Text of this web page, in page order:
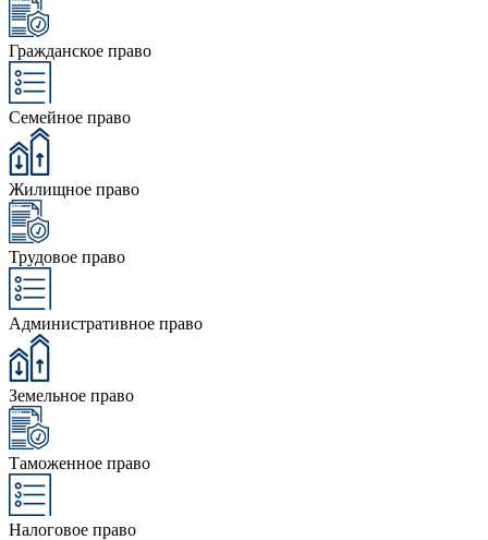
Гражданское право
Семейное право
Жилищное право
Трудовое право
Административное право
Земельное право
Таможенное право
Налоговое право